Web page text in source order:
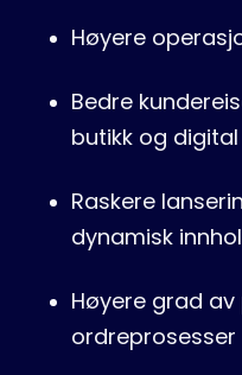
Høyere
Bedre
butikk og
Raskere
dynamisk
Høyere grad av
ordreprosesser